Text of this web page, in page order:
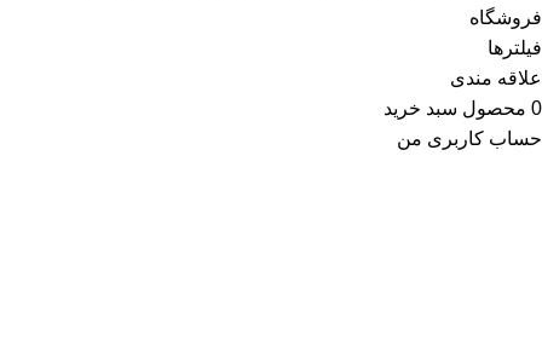
فروشگاه
فیلترها
علاقه مندی
0 محصول سبد خرید
حساب کاربری من